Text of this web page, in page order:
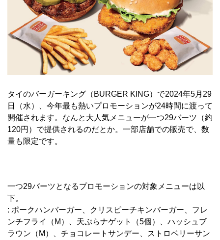
タイのバーガーキング（BURGER KING）で2024年5月29
日（水）、今年最も熱いプロモーションが24時間に渡って
開催されます。なんと大人気メニューが一つ29バーツ（約
120円）で提供されるのだとか。一部店舗での販売で、数
量も限定です。
一つ29バーツとなるプロモーションの対象メニューは以
下。
: ポークハンバーガー、クリスピーチキンバーガー、フレ
ンチフライ（M）、天ぷらナゲット（5個）、ハッシュブ
ラウン（M）、チョコレートサンデー、ストロベリーサン